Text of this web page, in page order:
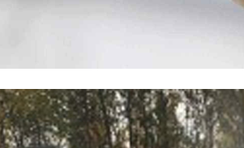
назвали
был конфликтным